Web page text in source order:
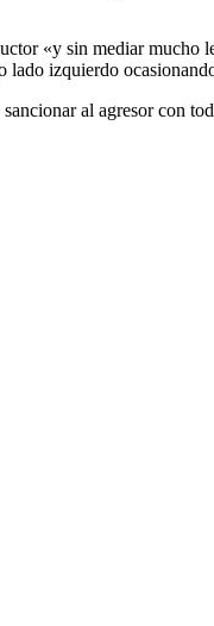
«y sin mediar
izquierdo
al agresor con